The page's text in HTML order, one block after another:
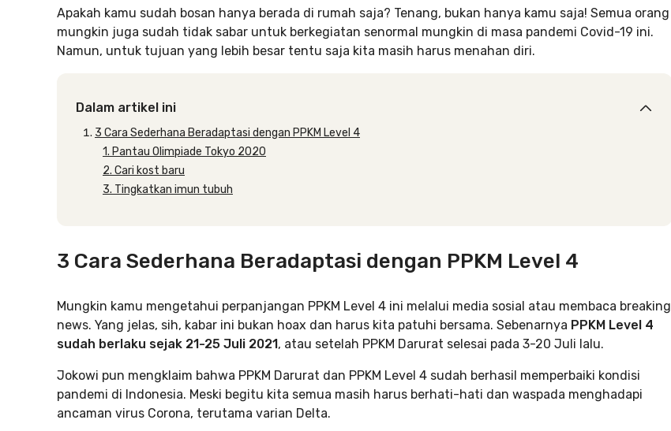
Apakah kamu sudah bosan hanya berada di rumah saja? Tenang, bukan hanya kamu saja! Semua orang
mungkin juga sudah tidak sabar untuk berkegiatan senormal mungkin di masa pandemi Covid-19 ini.
Namun, untuk tujuan yang lebih besar tentu saja kita masih harus menahan diri.
Dalam artikel ini
3 Cara Sederhana Beradaptasi dengan PPKM Level 4
1. Pantau Olimpiade Tokyo 2020
2. Cari kost baru
3. Tingkatkan imun tubuh
3 Cara Sederhana Beradaptasi dengan PPKM Level 4
Mungkin kamu mengetahui perpanjangan PPKM Level 4 ini melalui media sosial atau membaca breaking
news. Yang jelas, sih, kabar ini bukan hoax dan harus kita patuhi bersama. Sebenarnya PPKM Level 4
sudah berlaku sejak 21-25 Juli 2021, atau setelah PPKM Darurat selesai pada 3-20 Juli lalu.
Jokowi pun mengklaim bahwa PPKM Darurat dan PPKM Level 4 sudah berhasil memperbaiki kondisi
pandemi di Indonesia. Meski begitu kita semua masih harus berhati-hati dan waspada menghadapi
ancaman virus Corona, terutama varian Delta.